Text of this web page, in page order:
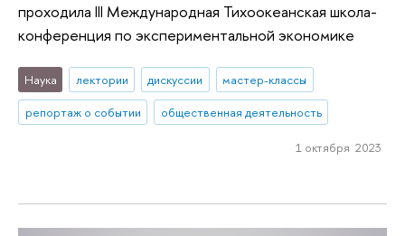
проходила III Международная Тихоокеанская школа-
конференция по экспериментальной экономике
Наука лектории дискуссии
мастер-классы
репортаж о событии
общественная деятельность
1 октября 2023